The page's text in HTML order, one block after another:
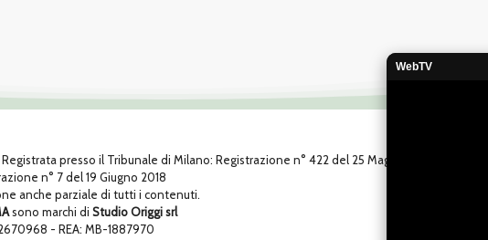
presso il Tribunale di Milano: Registrazione n° 422 del 25 Maggio 2005
n° 7 del 19 Giugno 2018
anche parziale di tutti i contenuti.
sono marchi di Studio Origgi srl
- REA: MB-1887970
WebTV